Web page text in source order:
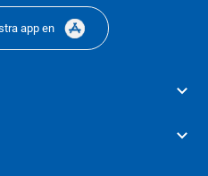
app en